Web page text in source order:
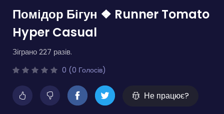
Помідор Бігун ❖ Runner Tomato
Hyper Casual
Зіграно 227 разів.
0 (0 Голосів)
Не працює?